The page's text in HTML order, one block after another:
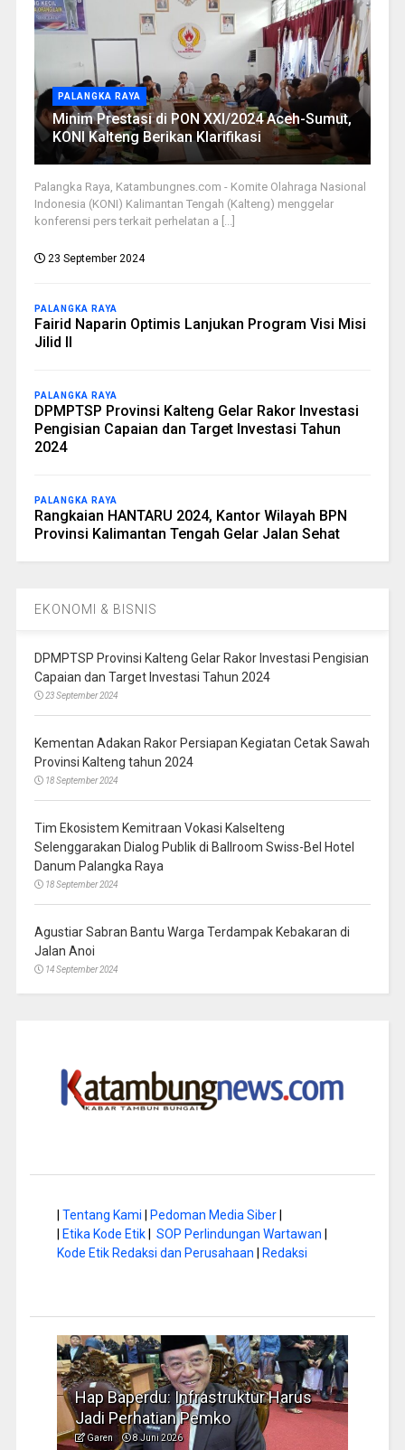
PALANGKA RAYA
Minim Prestasi di PON XXI/2024 Aceh-Sumut,
KONI Kalteng Berikan Klarifikasi
Palangka Raya, Katambungnes.com - Komite Olahraga Nasional
Indonesia (KONI) Kalimantan Tengah (Kalteng) menggelar
konferensi pers terkait perhelatan a [...]
23 September 2024
PALANGKA RAYA
Fairid Naparin Optimis Lanjukan Program Visi Misi
Jilid II
PALANGKA RAYA
DPMPTSP Provinsi Kalteng Gelar Rakor Investasi
Pengisian Capaian dan Target Investasi Tahun
2024
PALANGKA RAYA
Rangkaian HANTARU 2024, Kantor Wilayah BPN
Provinsi Kalimantan Tengah Gelar Jalan Sehat
EKONOMI & BISNIS
DPMPTSP Provinsi Kalteng Gelar Rakor Investasi Pengisian
Capaian dan Target Investasi Tahun 2024
23 September 2024
Kementan Adakan Rakor Persiapan Kegiatan Cetak Sawah
Provinsi Kalteng tahun 2024
18 September 2024
Tim Ekosistem Kemitraan Vokasi Kalselteng
Selenggarakan Dialog Publik di Ballroom Swiss-Bel Hotel
Danum Palangka Raya
18 September 2024
Agustiar Sabran Bantu Warga Terdampak Kebakaran di
Jalan Anoi
14 September 2024
Tentang Kami Pedoman Media Siber|
Etika Kode Etik| SOP Perlindungan Wartawan
Kode Etik Redaksi dan Perusahaan
Redaksi
Hap Baperdu: Infrastruktur Harus
Jadi Perhatian Pemko
Garen 8 Juni 2026